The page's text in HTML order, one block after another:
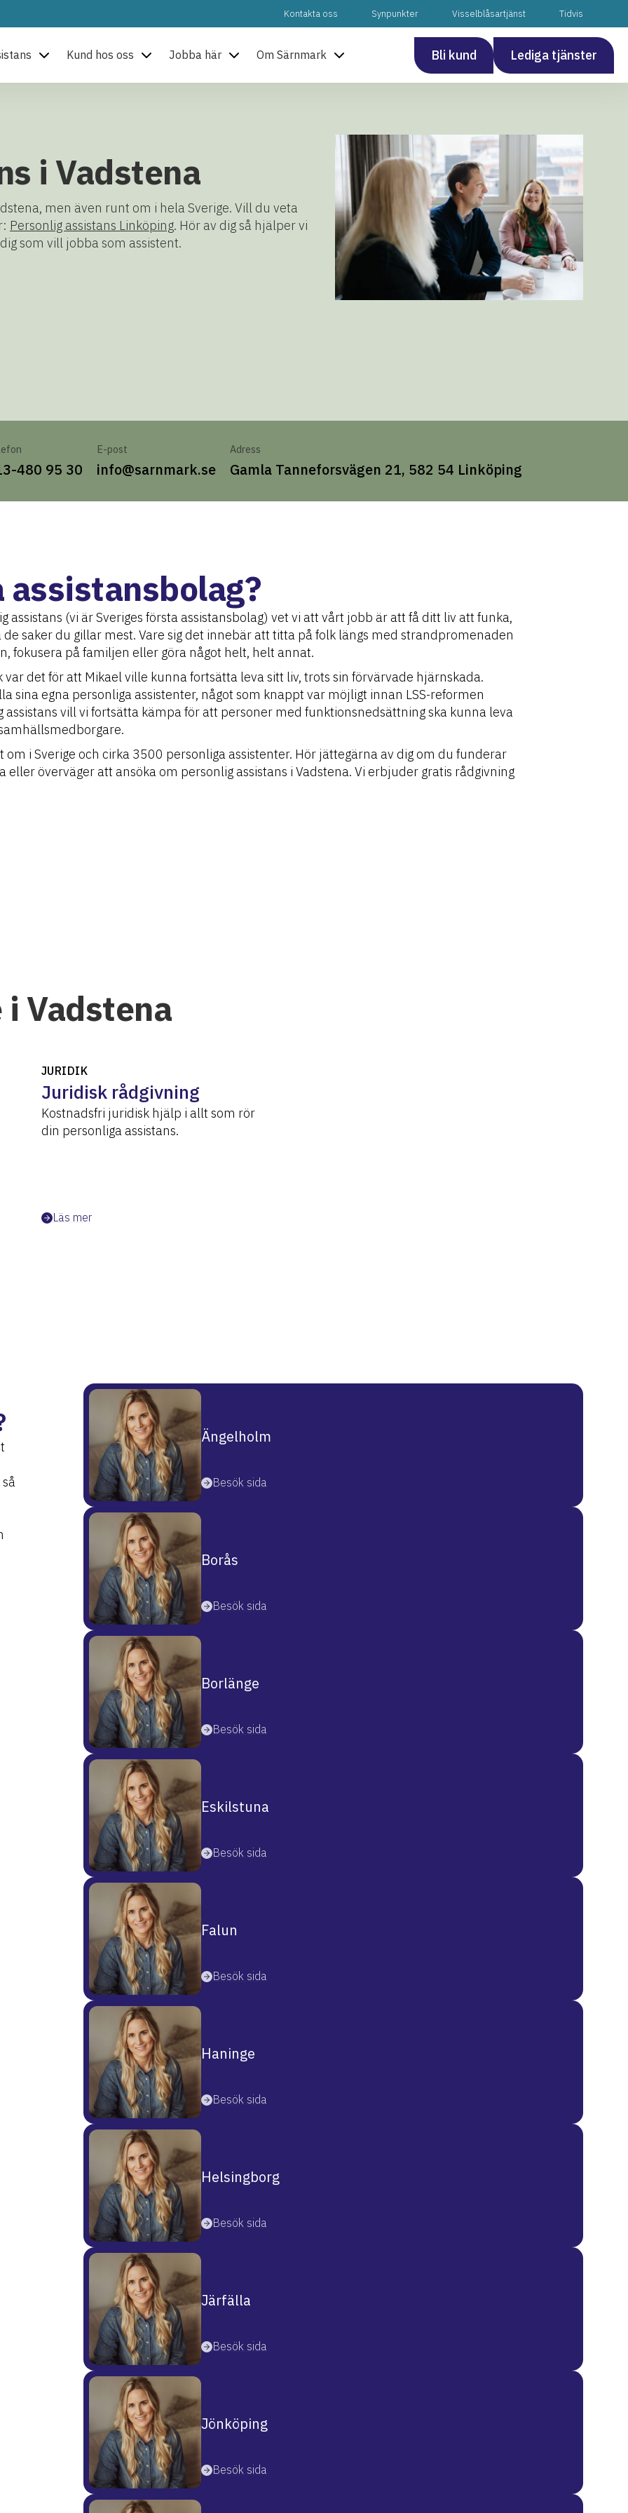
Kontakta oss Synpunkter Visselblåsartjänst Tidvis
Kund hos oss Jobba här Om Särnmark Bli kund Lediga tjänster
i Vadstena
men även runt om i hela Sverige. Vill du veta
Personlig assistans Linköping. Hör av dig så hjälper vi
som vill jobba som assistent.
480 95 30
E-post
info@sarnmark.se
Adress
Gamla Tanneforsvägen 21, 582 54 Linköping
assistansbolag?
(vi är Sveriges första assistansbolag) vet vi att vårt jobb är att få ditt liv att funka,
saker du gillar mest. Vare sig det innebär att titta på folk längs med strandpromenaden
fokusera på familjen eller göra något helt, helt annat.
det för att Mikael ville kunna fortsätta leva sitt liv, trots sin förvärvade hjärnskada.
sina egna personliga assistenter, något som knappt var möjligt innan LSS-reformen
vill vi fortsätta kämpa för att personer med funktionsnedsättning ska kunna leva
i Sverige och cirka 3500 personliga assistenter. Hör jättegärna av dig om du funderar
eller överväger att ansöka om personlig assistans i Vadstena. Vi erbjuder gratis rådgivning
Vadstena
JURIDIK
Juridisk rådgivning
Kostnadsfri juridisk hjälp i allt som rör
din personliga assistans.
Läs mer
Ängelholm
Besök sida
Borås
Besök sida
Borlänge
Besök sida
Eskilstuna
Besök sida
Falun
Besök sida
Haninge
Besök sida
Helsingborg
Besök sida
Järfälla
Besök sida
Jönköping
Besök sida